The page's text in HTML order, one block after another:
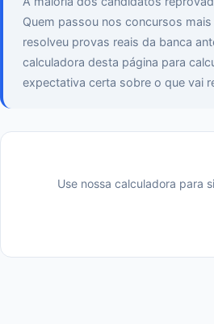
Quem passou nos concursos
resolveu provas reais da banca
calculadora desta página para
expectativa certa sobre o que vai
Use nossa calculadora para